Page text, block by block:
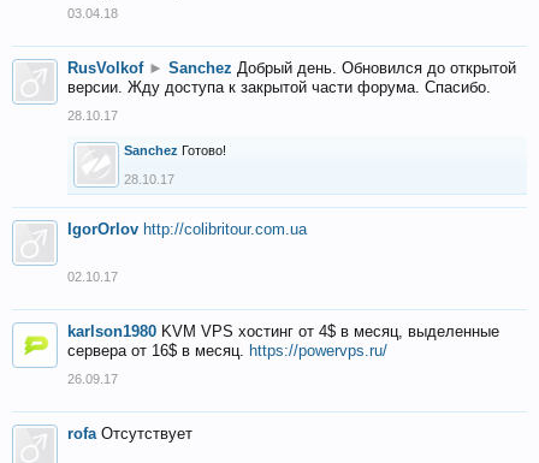
03.04.18
RusVolkof ► Sanchez Добрый день. Обновился до открытой
версии. Жду доступа к закрытой части форума. Спасибо.
28.10.17
Sanchez Готово!
28.10.17
IgorOrlov http://colibritour.com.ua
02.10.17
karlson1980 KVM VPS хостинг от 4$ в месяц, выделенные
сервера от 16$ в месяц. https://powervps.ru/
26.09.17
rofa Отсутствует